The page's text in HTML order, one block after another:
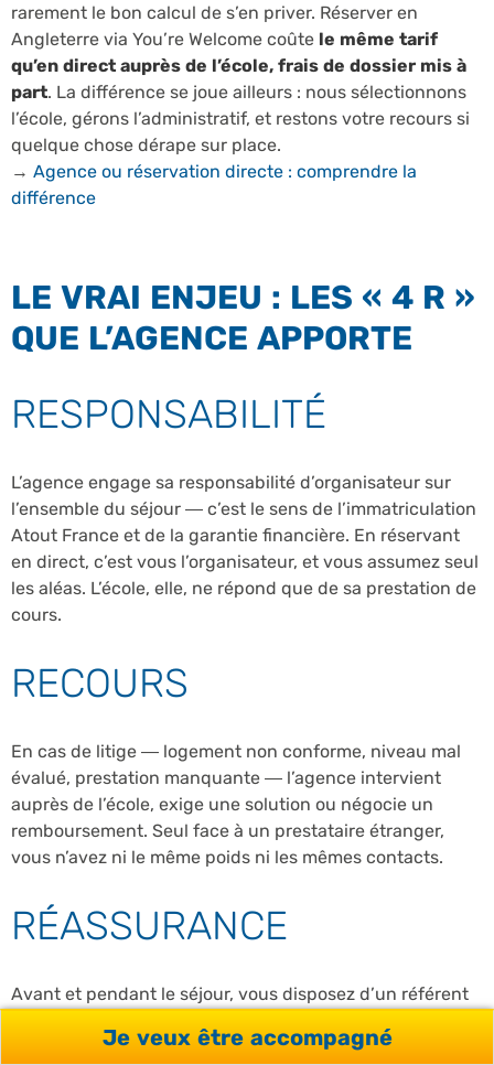
rarement le bon calcul de s’en priver. Réserver en
Angleterre via You’re Welcome coûte le même tarif
qu’en direct auprès de l’école, frais de dossier mis à
part. La différence se joue ailleurs : nous sélectionnons
l’école, gérons l’administratif, et restons votre recours si
quelque chose dérape sur place.
→ Agence ou réservation directe : comprendre la
différence
LE VRAI ENJEU : LES « 4 R »
QUE L’AGENCE APPORTE
RESPONSABILITÉ
L’agence engage sa responsabilité d’organisateur sur
l’ensemble du séjour — c’est le sens de l’immatriculation
Atout France et de la garantie financière. En réservant
en direct, c’est vous l’organisateur, et vous assumez seul
les aléas. L’école, elle, ne répond que de sa prestation de
cours.
RECOURS
En cas de litige — logement non conforme, niveau mal
évalué, prestation manquante — l’agence intervient
auprès de l’école, exige une solution ou négocie un
remboursement. Seul face à un prestataire étranger,
vous n’avez ni le même poids ni les mêmes contacts.
RÉASSURANCE
Avant et pendant le séjour, vous disposez d’un référent
envoie un mineur à l’étranger, ou pour un premier grand
Je veux être accompagné